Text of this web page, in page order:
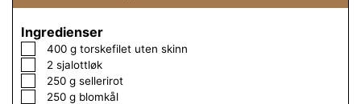
Ingredienser
▢
400 g torskefilet uten skinn
▢2 sjalottløk
▢250 g sellerirot
▢250 g blomkål